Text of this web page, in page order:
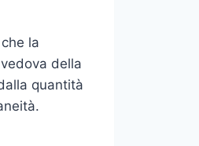
la
della
quantità